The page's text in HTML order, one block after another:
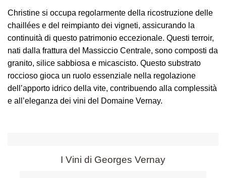
Christine si occupa regolarmente della ricostruzione delle
chaillées e del reimpianto dei vigneti, assicurando la
continuità di questo patrimonio eccezionale. Questi terroir,
nati dalla frattura del Massiccio Centrale, sono composti da
granito, silice sabbiosa e micascisto. Questo substrato
roccioso gioca un ruolo essenziale nella regolazione
dell’apporto idrico della vite, contribuendo alla complessità
e all’eleganza dei vini del Domaine Vernay.
I Vini di Georges Vernay